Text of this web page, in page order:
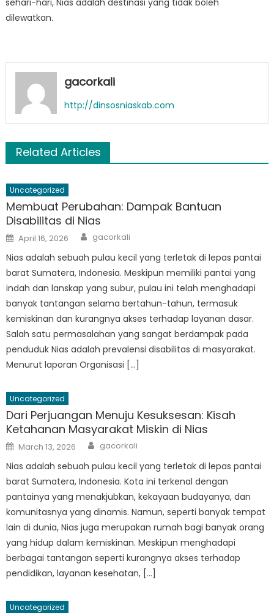
sehari-hari, Nias adalah destinasi yang tidak boleh
dilewatkan.
gacorkali
http://dinsosniaskab.com
Related Articles
Uncategorized
Membuat Perubahan: Dampak Bantuan
Disabilitas di Nias
Posted
on
April 16, 2026 Author
gacorkali
Nias adalah sebuah pulau kecil yang terletak di lepas pantai
barat Sumatera, Indonesia. Meskipun memiliki pantai yang
indah dan lanskap yang subur, pulau ini telah menghadapi
banyak tantangan selama bertahun-tahun, termasuk
kemiskinan dan kurangnya akses terhadap layanan dasar.
Salah satu permasalahan yang sangat berdampak pada
penduduk Nias adalah prevalensi disabilitas di masyarakat.
Menurut laporan Organisasi […]
Uncategorized
Dari Perjuangan Menuju Kesuksesan: Kisah
Ketahanan Masyarakat Miskin di Nias
Posted
on
March 13, 2026 Author
gacorkali
Nias adalah sebuah pulau kecil yang terletak di lepas pantai
barat Sumatera, Indonesia. Kota ini terkenal dengan
pantainya yang menakjubkan, kekayaan budayanya, dan
komunitasnya yang dinamis. Namun, seperti banyak tempat
lain di dunia, Nias juga merupakan rumah bagi banyak orang
yang hidup dalam kemiskinan. Meskipun menghadapi
berbagai tantangan seperti kurangnya akses terhadap
pendidikan, layanan kesehatan, […]
Uncategorized